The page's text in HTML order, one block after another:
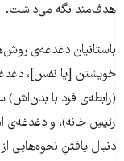
هدف‌مند نگه می‌داشت.
باستانیان دغدغه‌ی
خویشتن [یا نفس]،
(رابطه‌ی فرد با بدن‌اش)
رئیسِ خانه)، و دغدغه‌ی
دنبال یافتنِ نحوه‌هایی